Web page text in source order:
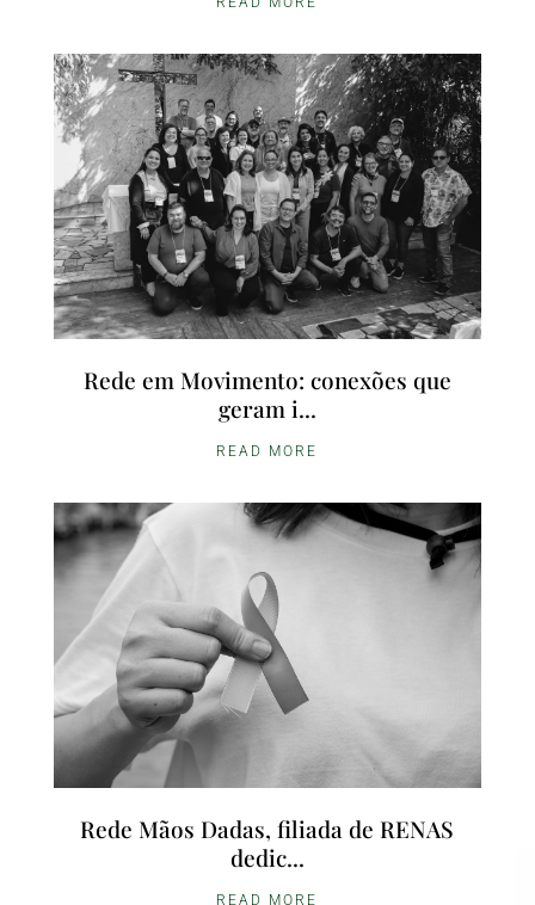
Rede em Movimento: conexões que
geram i...
READ MORE
Rede Mãos Dadas, filiada de RENAS
dedic...
READ MORE